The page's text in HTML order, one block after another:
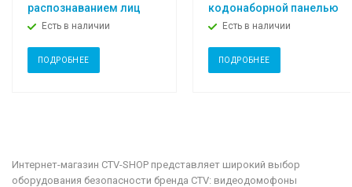
распознаванием лиц
Есть в наличии
ПОДРОБНЕЕ
кодонаборной панелью
Есть в наличии
ПОДРОБНЕЕ
Интернет-магазин CTV-SHOP представляет широкий выбор
оборудования безопасности бренда CTV: видеодомофоны